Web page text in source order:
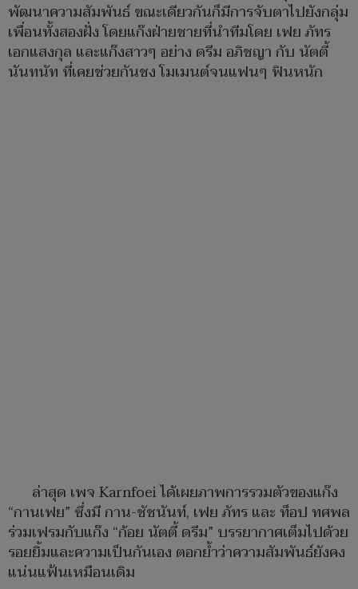
พัฒนาความสัมพันธ์ ขณะเดียวกันก็มีการจับตาไปยังกลุ่ม
เพื่อนทั้งสองฝั่ง โดยแก๊งฝ่ายชายที่นำทีมโดย เฟย ภัทร
เอกแสงกุล และแก๊งสาวๆ อย่าง ดรีม อภิชญา กับ นัตตี้
นันทนัท ที่เคยช่วยกันชง โมเมนต์จนแฟนๆ ฟินหนัก
ล่าสุด เพจ Karnfoei ได้เผยภาพการรวมตัวของแก๊ง
“กานเฟย” ซึ่งมี กาน-ชัชนันท์, เฟย ภัทร และ ท็อป ทศพล
ร่วมเฟรมกับแก๊ง “ก้อย นัตตี้ ดรีม” บรรยากาศเต็มไปด้วย
รอยยิ้มและความเป็นกันเอง ตอกย้ำว่าความสัมพันธ์ยังคง
แน่นแฟ้นเหมือนเดิม